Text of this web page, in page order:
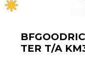
TER T/A